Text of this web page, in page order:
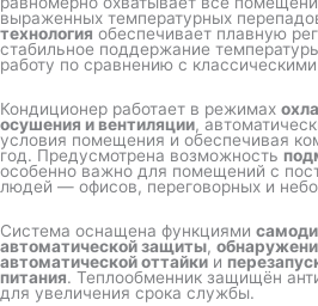
выраженных температурных
технология обеспечивает плавную
стабильное поддержание
работу по сравнению с
Кондиционер работает в режимах
осушения и вентиляции,
условия помещения и обеспечивая
год. Предусмотрена возможность
особенно важно для помещений с
людей — офисов, переговорных и
Система оснащена функциями
автоматической защиты,
автоматической оттайкии
питания. Теплообменник защищён
для увеличения срока службы.